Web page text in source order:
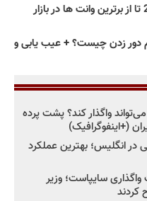
بهترین وانت ها در ایران: معرفی 25 تا از برترین وانت ها در بازار
زدن چیست؟ + عیب یابی و
واگذار کند؟ پشت پرده
(+اینفوگرافیک)
انگلیس؛ بهترین عملکرد
واگذاری سایپاست؛ وزیر
کردند